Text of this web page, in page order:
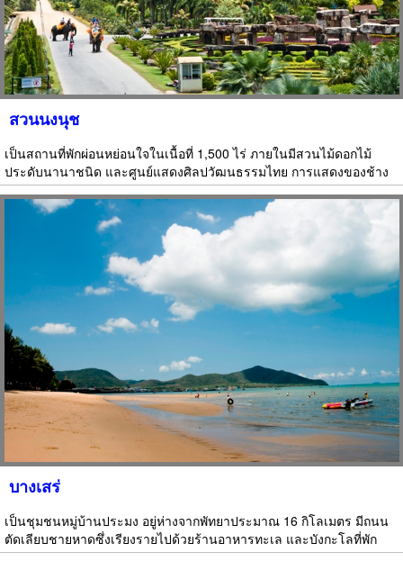
สวนนงนุช
เป็นสถานที่พักผ่อนหย่อนใจในเนื้อที่ 1,500 ไร่ ภายในมีสวนไม้ดอกไม้
ประดับนานาชนิด และศูนย์แสดงศิลปวัฒนธรรมไทย การแสดงของช้าง
บางเสร่
เป็นชุมชนหมู่บ้านประมง อยู่ห่างจากพัทยาประมาณ 16 กิโลเมตร มีถนน
ตัดเลียบชายหาดซึ่งเรียงรายไปด้วยร้านอาหารทะเล และบังกะโลที่พัก